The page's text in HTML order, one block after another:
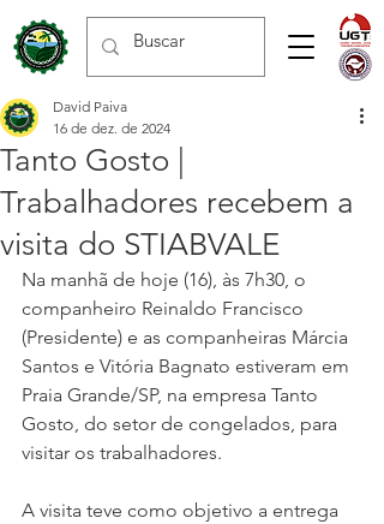
Tanto Gosto |
Trabalhadores recebem a
visita do STIABVALE
David Paiva
16 de dez. de 2024
Na manhã de hoje (16), às 7h30, o
companheiro Reinaldo Francisco
(Presidente) e as companheiras Márcia
Santos e Vitória Bagnato estiveram em
Praia Grande/SP, na empresa Tanto
Gosto, do setor de congelados, para
visitar os trabalhadores.
A visita teve como objetivo a entrega